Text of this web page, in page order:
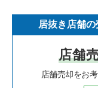
寿司の居抜き売却物
焼肉の居抜き売却物
鉄板焼き・お好み
神奈川県の飲食店
大阪府の飲食店の居
兵庫県の飲食店の
川崎市高津区の飲
横浜市鶴見区の飲
川崎市中原区の飲
神奈川県のイタリ
神奈川県の中華の居
神奈川県のそば・
横浜市金沢区のイタ
横浜市金沢区の中
横浜市金沢区の寿
居抜き店舗
店舗
店舗売却をお